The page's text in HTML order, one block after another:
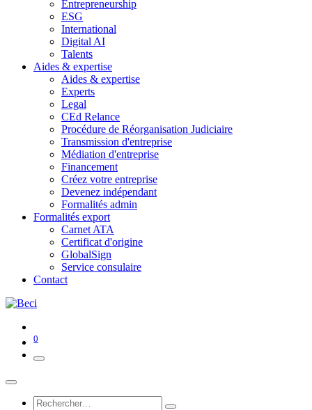
Entrepreneurship
ESG
International
Digital AI
Talents
Aides & expertise
Aides & expertise
Experts
Legal
CEd Relance
Procédure de Réorganisation Judiciaire
Transmission d'entreprise
Médiation d'entreprise
Financement
Créez votre entreprise
Devenez indépendant
Formalités admin
Formalités export
Carnet ATA
Certificat d'origine
GlobalSign
Service consulaire
Contact
0